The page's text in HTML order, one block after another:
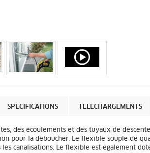
SPÉCIFICATIONS TÉLÉCHARGEMENTS
des écoulements et des tuyaux de
pour la déboucher. Le flexible souple de
canalisations. Le flexible est également